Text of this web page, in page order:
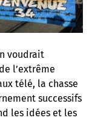
voudrait
l’extrême
télé, la chasse
successifs
les idées et les